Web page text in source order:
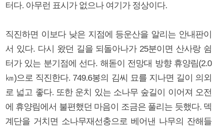
터다. 아무런 표시가 없으나 여기가 정상이다.
직진하면 이보다 낮은 지점에 등운산을 알리는 안내판이
서 있다. 다시 왔던 길을 되돌아나가 25분이면 산사랑 쉼
터가 있는 분기점에 선다. 해돋이 전망대 방향 휴양림(2.0
㎞)으로 직진한다. 749.6봉의 김씨 묘를 지나면 길이 의외
로 넓고 좋다. 또한 운치 있는 소나무 숲길이 이어져 오전
에 휴양림에서 불편했던 마음이 조금은 풀리는 듯했다. 덱
계단을 거치면 소나무재선충으로 베어낸 나무의 잔해들